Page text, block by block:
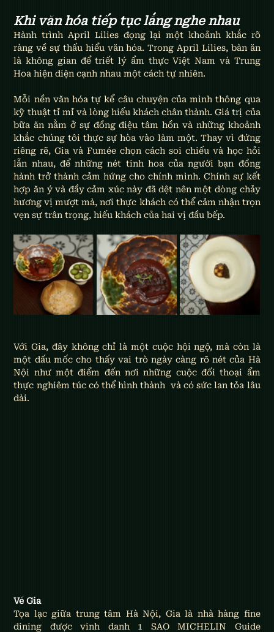
Khi văn hóa tiếp tục lắng nghe nhau
Hành trình April Lilies đọng lại một khoảnh khắc rõ
ràng về sự thấu hiểu văn hóa. Trong April Lilies, bàn ăn
là không gian để triết lý ẩm thực Việt Nam và Trung
Hoa hiện diện cạnh nhau một cách tự nhiên.
Mỗi nền văn hóa tự kể câu chuyện của mình thông qua
kỹ thuật tỉ mỉ và lòng hiếu khách chân thành. Giá trị của
bữa ăn nằm ở sự đồng điệu tâm hồn và những khoảnh
khắc chúng tôi thực sự hòa vào làm một. Thay vì đứng
riêng rẽ, Gia và Fumée chọn cách soi chiếu và học hỏi
lẫn nhau, để những nét tinh hoa của người bạn đồng
hành trở thành cảm hứng cho chính mình. Chính sự kết
hợp ăn ý và đầy cảm xúc này đã dệt nên một dòng chảy
hương vị mượt mà, nơi thực khách có thể cảm nhận trọn
vẹn sự trân trọng, hiếu khách của hai vị đầu bếp.
Với Gia, đây không chỉ là một cuộc hội ngộ, mà còn là
một dấu mốc cho thấy vai trò ngày càng rõ nét của Hà
Nội như một điểm đến nơi những cuộc đối thoại ẩm
thực nghiêm túc có thể hình thành  và có sức lan tỏa lâu
dài.
Về Gia
Tọa lạc giữa trung tâm Hà Nội, Gia là nhà hàng fine
dining được vinh danh 1 SAO MICHELIN Guide